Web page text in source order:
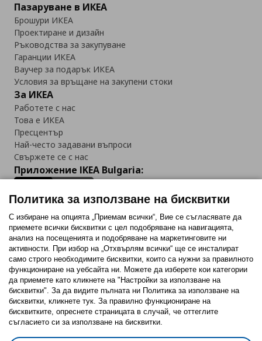
Пазаруване в ИКЕА
Брошури ИКЕА
Проектиране и дизайн
Ръководства за закупуване
Гаранции ИКЕА
Ваучер за подарък ИКЕА
Условия за връщане на закупени стоки
За ИКЕА
Работете с нас
Това е ИКЕА
Пресцентър
Най-често задавани въпроси
Свържете се с нас
Приложение IKEA Bulgaria:
Последвайте ни:
FacebookTwitterYoutubePinterestInstagram
Политика за използване на бисквитки (Cookies)
Избор на настройки за използване на бисквитки
Политика за използване на бисквитки
С избиране на опцията „Приемам всички“, Вие се съгласявате да
приемете всички бисквитки с цел подобряване на навигацията,
анализ на посещенията и подобряване на маркетинговите ни
активности. При избор на „Отхвърлям всички“ ще се инсталират
само строго необходимитe бисквитки, които са нужни за правилното
функциониране на уебсайта ни. Можете да изберете кои категории
да приемете като кликнете на "Настройки за използване на
бисквитки". За да видите пълната ни Политика за използване на
бисквитки, кликнете тук. За правилно функциониране на
бисквитките, опреснете страницата в случай, че оттеглите
съгласието си за използване на бисквитки.